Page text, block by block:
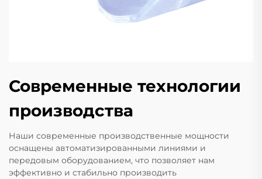
Современные технологии
производства
Наши современные производственные мощности
оснащены автоматизированными линиями и
передовым оборудованием, что позволяет нам
эффективно и стабильно производить